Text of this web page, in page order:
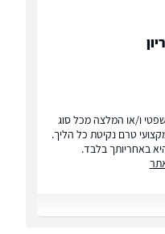
ו/או המלצה מכל סוג
טרם נקיטת כל הליך.
באחריותך בלבד.